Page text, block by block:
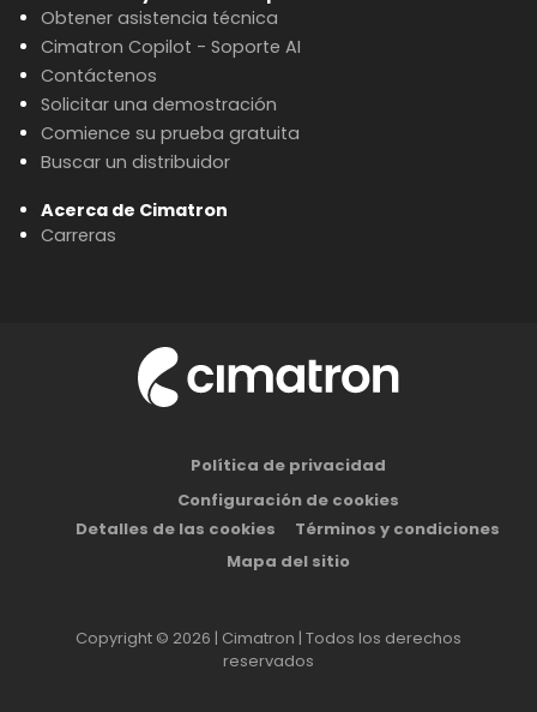
Obtener asistencia técnica
Cimatron Copilot - Soporte AI
Contáctenos
Solicitar una demostración
Comience su prueba gratuita
Buscar un distribuidor
Acerca de Cimatron
Carreras
Política de privacidad
Configuración de cookies
Detalles de las cookies
Términos y condiciones
Mapa del sitio
Copyright © 2026 | Cimatron | Todos los derechos
reservados